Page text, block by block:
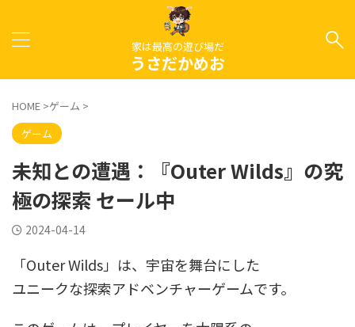
家は最高の遊び場だ
うさだかめお
HOME >ゲーム >
ゲーム
未知との遭遇：『Outer Wilds』の究
極の探索 セール中
2024-04-14
「Outer Wilds」は、宇宙を舞台にした
ユニークな探索アドベンチャーゲームです。